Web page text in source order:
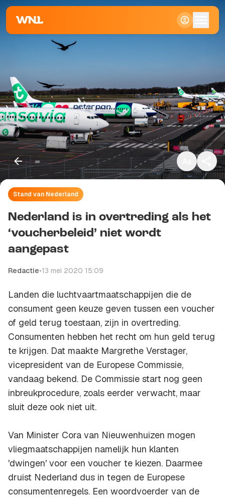
Klein
Standaard
Groot
Stand van Nederland
Nederland is in overtreding als het
‘voucherbeleid’ niet wordt
aangepast
Redactie•13 mei 2020 15:09
Landen die luchtvaartmaatschappijen die de
consument geen keuze geven tussen een voucher
of geld terug toestaan, zijn in overtreding.
Consumenten hebben het recht om hun geld terug
te krijgen. Dat maakte Margrethe Verstager,
vicepresident van de Europese Commissie,
vandaag bekend. De Commissie start nog geen
inbreukprocedure, zoals eerder verwacht, maar
sluit deze ook niet uit.
Van Minister Cora van Nieuwenhuizen mogen
vliegmaatschappijen namelijk hun klanten
'dwingen' voor een voucher te kiezen. Daarmee
druist Nederland dus in tegen de Europese
consumentenregels. Een woordvoerder van de